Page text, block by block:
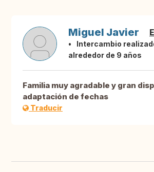
Miguel Javier
Intercambio
alrededor de 9 años
Familia muy agradable y gran
adaptación de fechas
Traducir